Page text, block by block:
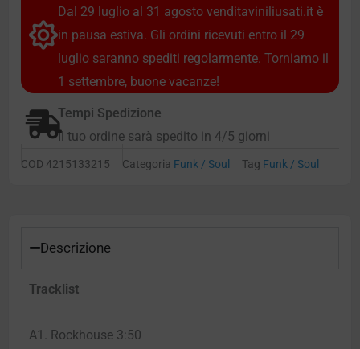
Dal 29 luglio al 31 agosto venditaviniliusati.it è
in pausa estiva. Gli ordini ricevuti entro il 29
luglio saranno spediti regolarmente. Torniamo il
1 settembre, buone vacanze!
Tempi Spedizione
Il tuo ordine sarà spedito in 4/5 giorni
COD 4215133215 Categoria Funk / Soul Tag Funk / Soul
Descrizione
Tracklist
A1. Rockhouse 3:50